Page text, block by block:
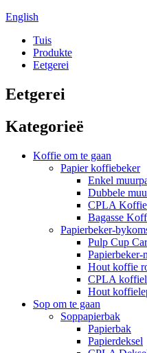
English
Tuis
Produkte
Eetgerei
Eetgerei
Kategorieë
Koffie om te gaan
Papier koffiebeker
Enkel
Dubbele
CPLA
Bagasse
Papierbeker-
Pulp Cup
Papierbeker-
Hout koffie
CPLA
Hout
Sop om te gaan
Soppapierbak
Papierbak
Papierdeksel